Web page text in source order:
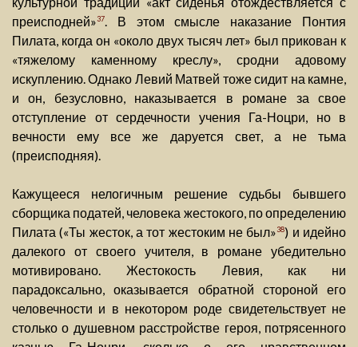
преисподней»37. В этом смысле наказание Понтия
Пилата, когда он «около двух тысяч лет» был прикован к
«тяжелому каменному креслу», сродни адовому
искуплению. Однако Левий Матвей тоже сидит на камне,
и он, безусловно, наказывается в романе за свое
отступление от сердечности учения Га-Ноцри, но в
вечности ему все же даруется свет, а не тьма
(преисподняя).
Кажущееся нелогичным решение судьбы бывшего
сборщика податей, человека жестокого, по определению
Пилата («Ты жесток, а тот жестоким не был»38) и идейно
далекого от своего учителя, в романе убедительно
мотивировано. Жестокость Левия, как ни
парадоксально, оказывается обратной стороной его
человечности и в некотором роде свидетельствует не
столько о душевном расстройстве героя, потрясенного